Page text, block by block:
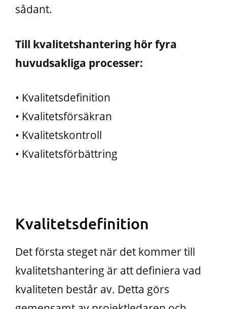
sådant.
Till kvalitetshantering hör fyra
huvudsakliga processer:
• Kvalitetsdefinition
• Kvalitetsförsäkran
• Kvalitetskontroll
• Kvalitetsförbättring
Kvalitetsdefinition
Det första steget när det kommer till
kvalitetshantering är att definiera vad
kvaliteten består av. Detta görs